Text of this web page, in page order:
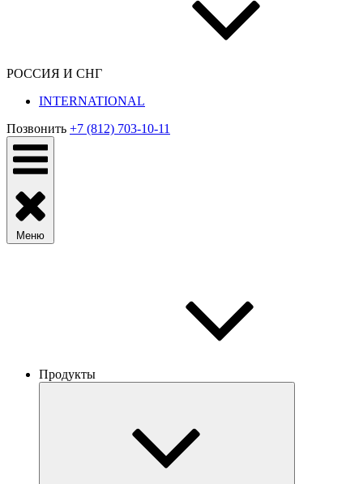
РОССИЯ И СНГ
INTERNATIONAL
Позвонить +7 (812) 703-10-11
Меню
Продукты